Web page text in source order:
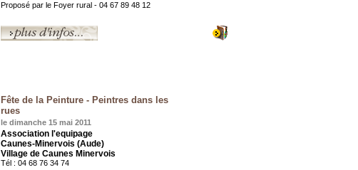
Proposé par le Foyer rural - 04 67 89 48 12
Fête de la Peinture - Peintres dans les
rues
le dimanche 15 mai 2011
Association l'equipage
Caunes-Minervois (Aude)
Village de Caunes Minervois
Tél : 04 68 76 34 74